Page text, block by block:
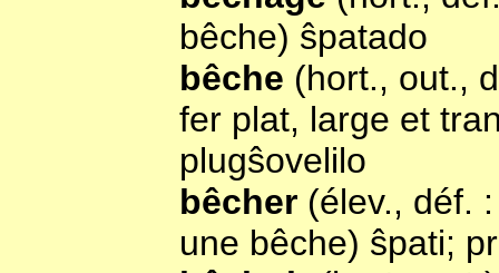
bêche) ŝpatado
bêche (hort., out.,
fer plat, large et
plugŝovelilo
bêcher (élev., déf.
une bêche) ŝpati;